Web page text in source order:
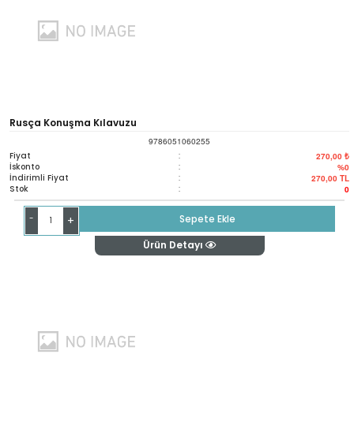
Rusça Konuşma Kılavuzu
9786051060255
Fiyat : 270,00 ₺
İskonto : %0
İndirimli Fiyat : 270,00 TL
Stok : 0
- +
Sepete Ekle
Ürün Detayı